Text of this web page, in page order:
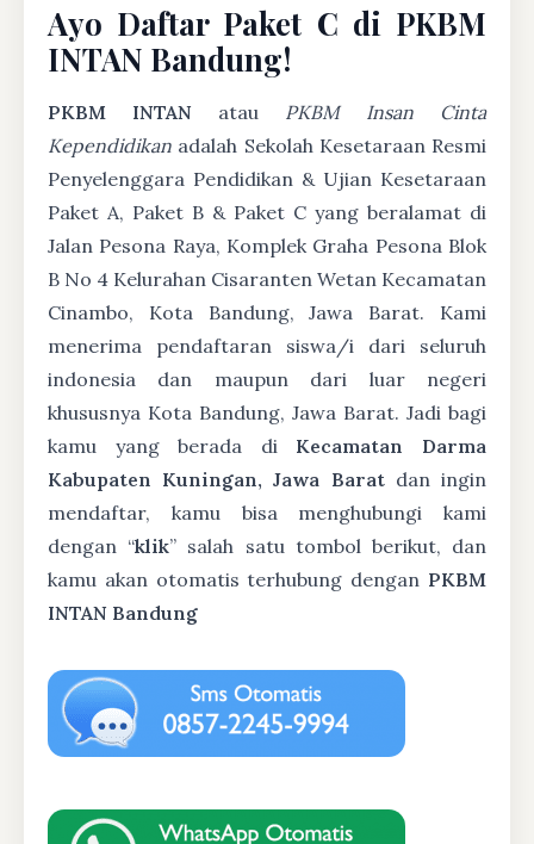
Ayo Daftar Paket C di PKBM
INTAN Bandung!
PKBM INTAN atau PKBM Insan Cinta
Kependidikan adalah Sekolah Kesetaraan Resmi
Penyelenggara Pendidikan & Ujian Kesetaraan
Paket A, Paket B & Paket C yang beralamat di
Jalan Pesona Raya, Komplek Graha Pesona Blok
B No 4 Kelurahan Cisaranten Wetan Kecamatan
Cinambo, Kota Bandung, Jawa Barat. Kami
menerima pendaftaran siswa/i dari seluruh
indonesia dan maupun dari luar negeri
khususnya Kota Bandung, Jawa Barat. Jadi bagi
kamu yang berada di Kecamatan Darma
Kabupaten Kuningan, Jawa Baratdan ingin
mendaftar, kamu bisa menghubungi kami
dengan “klik” salah satu tombol berikut, dan
kamu akan otomatis terhubung dengan PKBM
INTAN Bandung